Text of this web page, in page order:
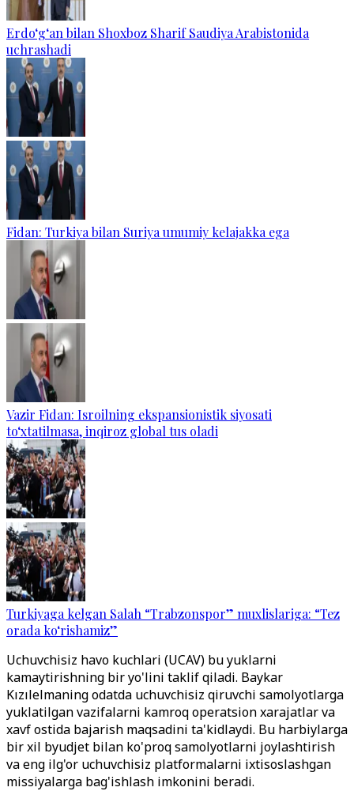
Erdo‘g‘an bilan Shoxboz Sharif Saudiya Arabistonida
uchrashadi
Fidan: Turkiya bilan Suriya umumiy kelajakka ega
Vazir Fidan: Isroilning ekspansionistik siyosati
to‘xtatilmasa, inqiroz global tus oladi
Turkiyaga kelgan Salah “Trabzonspor” muxlislariga: “Tez
orada ko‘rishamiz”
Uchuvchisiz havo kuchlari (UCAV) bu yuklarni
kamaytirishning bir yo'lini taklif qiladi. Baykar
Kızılelmaning odatda uchuvchisiz qiruvchi samolyotlarga
yuklatilgan vazifalarni kamroq operatsion xarajatlar va
xavf ostida bajarish maqsadini ta'kidlaydi. Bu harbiylarga
bir xil byudjet bilan ko'proq samolyotlarni joylashtirish
va eng ilg'or uchuvchisiz platformalarni ixtisoslashgan
missiyalarga bag'ishlash imkonini beradi.